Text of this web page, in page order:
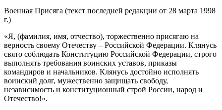
Военная Присяга (текст последней редакции от 28 марта 1998
г.)
«Я, (фамилия, имя, отчество), торжественно присягаю на
верность своему Отечеству – Российской Федерации. Клянусь
свято соблюдать Конституцию Российской Федерации, строго
выполнять требования воинских уставов, приказы
командиров и начальников. Клянусь достойно исполнять
воинский долг, мужественно защищать свободу,
независимость и конституционный строй России, народ и
Отечество!».